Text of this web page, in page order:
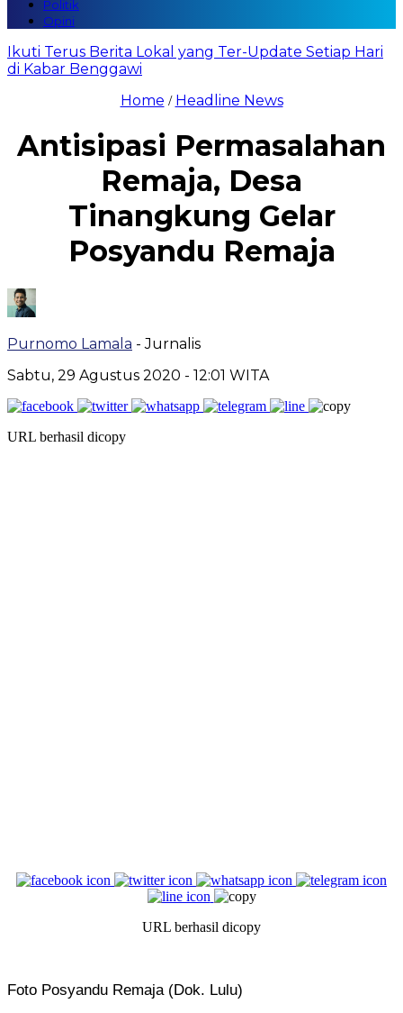
Politik
Opini
Ikuti Terus Berita Lokal yang Ter-Update Setiap Hari
di Kabar Benggawi
Home / Headline News
Antisipasi Permasalahan
Remaja, Desa
Tinangkung Gelar
Posyandu Remaja
Purnomo Lamala - Jurnalis
Sabtu, 29 Agustus 2020 - 12:01 WITA
URL berhasil dicopy
URL berhasil dicopy
Foto Posyandu Remaja (Dok. Lulu)